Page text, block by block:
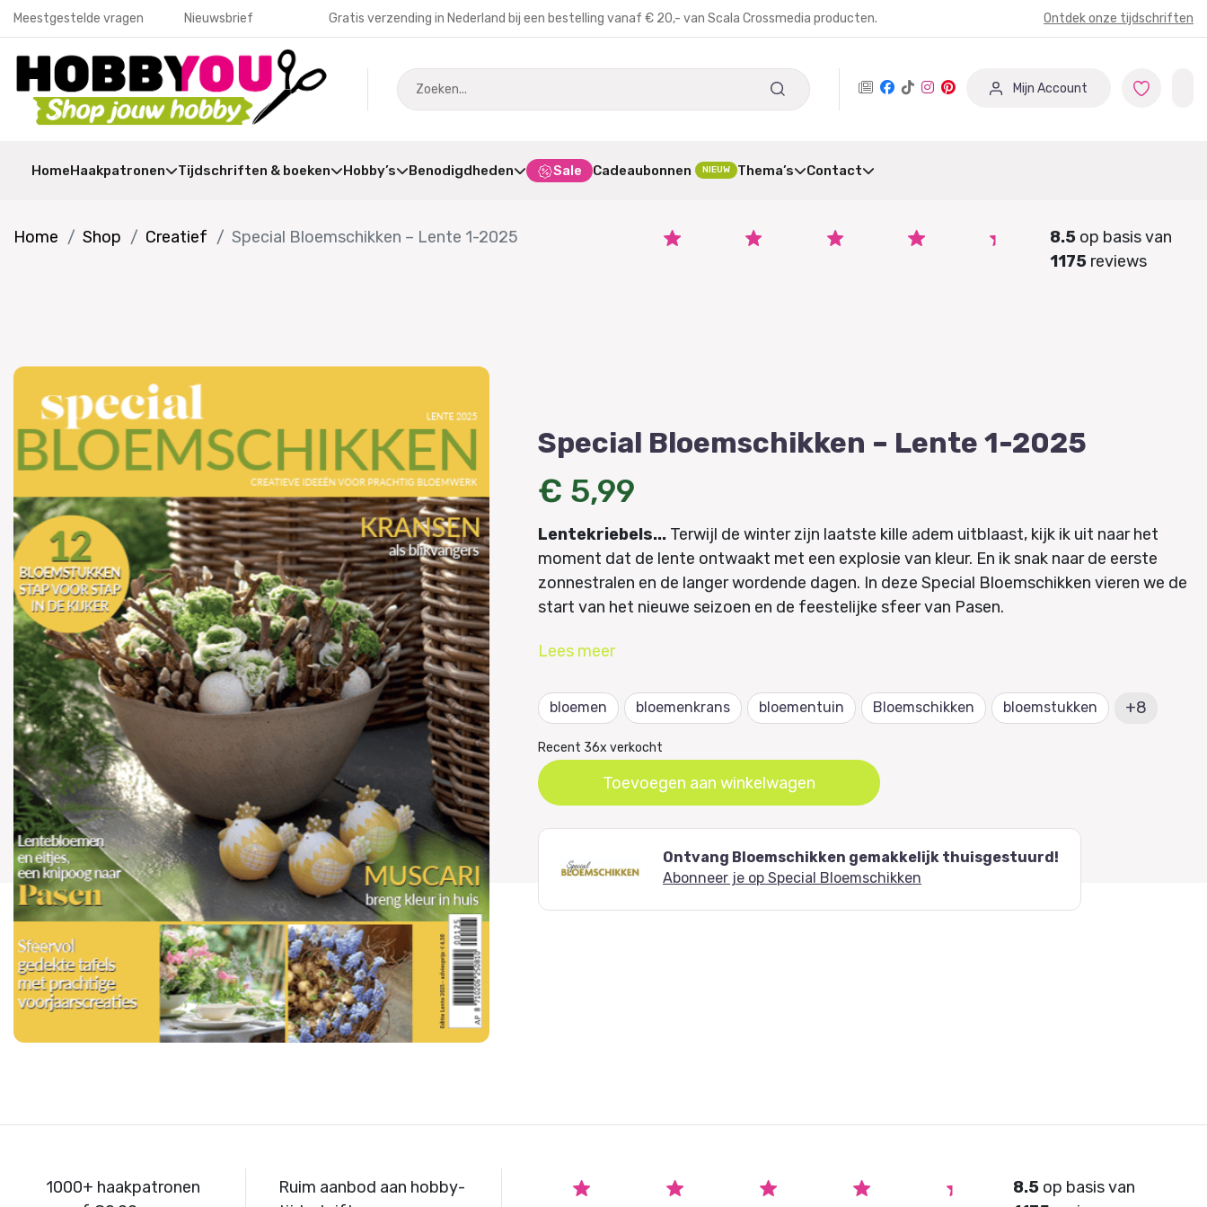
Meestgestelde vragen Nieuwsbrief Gratis verzending in Nederland bij een bestelling vanaf € 20,- van Scala Crossmedia producten. Ontdek onze tijdschriften
Mijn Account
HomeHaakpatronen Tijdschriften & boeken Hobby’s Benodigdheden Sale Cadeaubonnen NIEUW Thema’s Contact
Home Shop Creatief Special Bloemschikken – Lente 1-2025 8.5op basis van
1175reviews
Special Bloemschikken – Lente 1-2025
€ 5,99
Lentekriebels... Terwijl de winter zijn laatste kille adem uitblaast, kijk ik uit naar het
moment dat de lente ontwaakt met een explosie van kleur. En ik snak naar de eerste
zonnestralen en de langer wordende dagen. In deze Special Bloemschikken vieren we de
start van het nieuwe seizoen en de feestelijke sfeer van Pasen.
Laat je inspireren door kleurrijke bloemencreaties – van stralend geel tot charmant
tafel? Ontdek hoe je gasten verbluft met decoratie die een brunch of etentje extra
cachet geeft. Onze vakkundige bloembinders tonen magnifieke creaties en kransen om
je interieur en exterieur op te fleuren. Vul je huis met kleur en vrolijkheid en geniet van de
kleine gelukjes op je pad.
Lees meer
bloemen bloemenkrans bloementuin Bloemschikken bloemstukken +8
Recent 36x verkocht
Toevoegen aan winkelwagen
Ontvang Bloemschikken gemakkelijk thuisgestuurd!
Abonneer je op Special Bloemschikken
1000+ haakpatronen
Ruim aanbod aan hobby-
8.5op basis van